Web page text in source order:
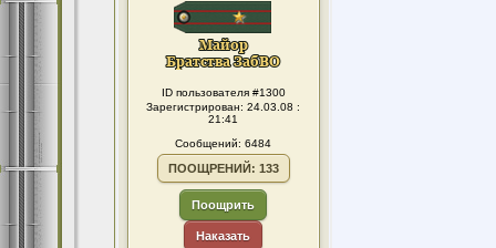
ID пользователя #1300
Зарегистрирован: 24.03.08 :
21:41
Сообщений: 6484
ПООЩРЕНИЙ: 133
Поощрить
Наказать